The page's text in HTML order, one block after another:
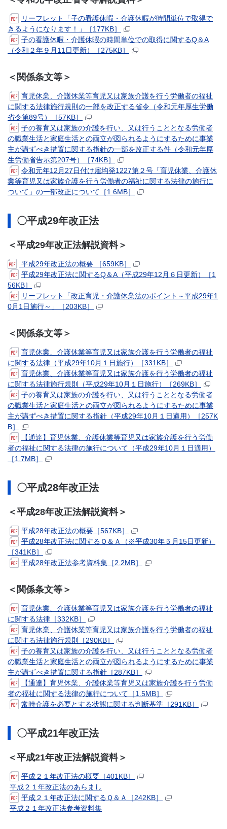
リーフレット「子の看護休暇・介護休暇が時間単位で取得で
きるようになります！」［177KB］
子の看護休暇・介護休暇の時間単位での取得に関するQ＆A
（令和２年９月11日更新）［275KB］
＜関係条文等＞
育児休業、介護休業等育児又は家族介護を行う労働者の福祉
に関する法律施行規則の一部を改正する省令（令和元年厚生労働
省令第89号）［57KB］
子の養育又は家族の介護を行い、又は行うこととなる労働者
の職業生活と家庭生活との両立が図られるようにするために事業
主が講ずべき措置に関する指針の一部を改正する件（令和元年厚
生労働省告示第207号）［74KB］
令和元年12月27日付け雇均発1227第２号「育児休業、介護休
業等育児又は家族介護を行う労働者の福祉に関する法律の施行に
ついて」の一部改正について［1.6MB］
〇平成29年改正法
＜平成29年改正法解説資料＞
平成29年改正法の概要 ［659KB］
平成29年改正法に関するQ＆A（平成29年12月６日更新）［1
56KB］
リーフレット「改正育児・介護休業法のポイント～平成29年1
0月1日施行～」［203KB］
＜関係条文等＞
育児休業、介護休業等育児又は家族介護を行う労働者の福祉
に関する法律（平成29年10月１日施行）［331KB］
育児休業、介護休業等育児又は家族介護を行う労働者の福祉
に関する法律施行規則（平成29年10月１日施行）［269KB］
子の養育又は家族の介護を行い、又は行うこととなる労働者
の職業生活と家庭生活との両立が図られるようにするために事業
主が講ずべき措置に関する指針（平成29年10月１日適用）［257K
B］
【通達】育児休業、介護休業等育児又は家族介護を行う労働
者の福祉に関する法律の施行について（平成29年10月１日適用）
［1.7MB］
〇平成28年改正法
＜平成28年改正法解説資料＞
平成28年改正法の概要［567KB］
平成28年改正法に関するＱ＆Ａ（※平成30年５月15日更新）
［341KB］
平成28年改正法参考資料集［2.2MB］
＜関係条文等＞
育児休業、介護休業等育児又は家族介護を行う労働者の福祉
に関する法律［332KB］
育児休業、介護休業等育児又は家族介護を行う労働者の福祉
に関する法律施行規則［290KB］
子の養育又は家族の介護を行い、又は行うこととなる労働者
の職業生活と家庭生活との両立が図られるようにするために事業
主が講ずべき措置に関する指針［287KB］
【通達】育児休業、介護休業等育児又は家族介護を行う労働
者の福祉に関する法律の施行について［1.5MB］
常時介護を必要とする状態に関する判断基準［291KB］
〇平成21年改正法
＜平成21年改正法解説資料＞
平成２１年改正法の概要［401KB］
平成２１年改正法のあらまし
平成２１年改正法に関するＱ＆Ａ［242KB］
平成２１年改正法参考資料集